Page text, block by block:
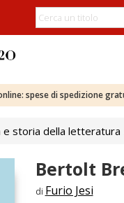
spese di spedizione
e storia della letteratura
Bertolt
di Furio Jesi